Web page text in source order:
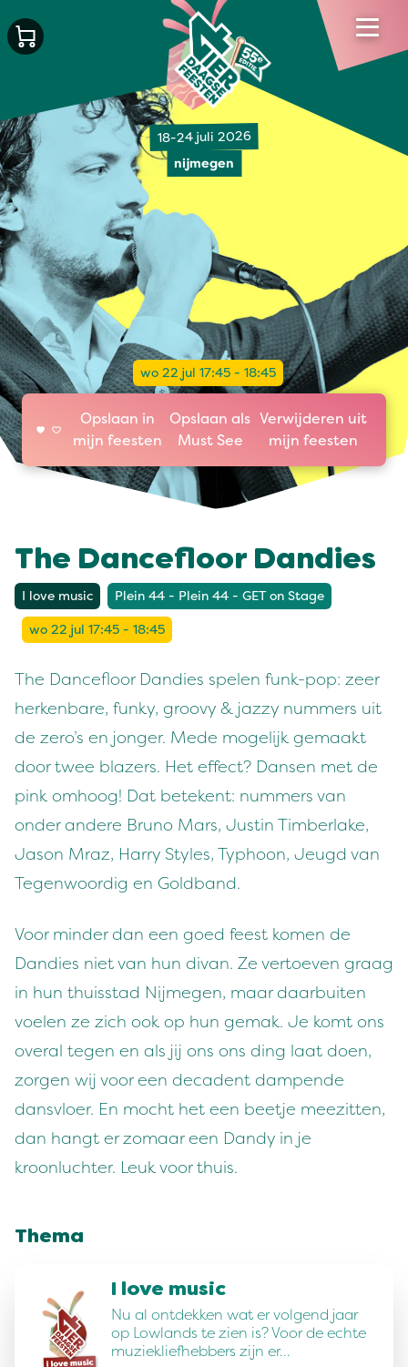
18-24 juli 2026
nijmegen
wo 22 jul 17:45 - 18:45
Opslaan in
mijn feesten
Opslaan als
Must See
Verwijderen uit
mijn feesten
The Dancefloor Dandies
I love music Plein 44 - Plein 44 - GET on Stage
wo 22 jul 17:45 - 18:45
The Dancefloor Dandies spelen funk-pop: zeer
herkenbare, funky, groovy & jazzy nummers uit
de zero’s en jonger. Mede mogelijk gemaakt
door twee blazers. Het effect? Dansen met de
pink omhoog! Dat betekent: nummers van
onder andere Bruno Mars, Justin Timberlake,
Jason Mraz, Harry Styles, Typhoon, Jeugd van
Tegenwoordig en Goldband.
Voor minder dan een goed feest komen de
Dandies niet van hun divan. Ze vertoeven graag
in hun thuisstad Nijmegen, maar daarbuiten
voelen ze zich ook op hun gemak. Je komt ons
overal tegen en als jij ons ons ding laat doen,
zorgen wij voor een decadent dampende
dansvloer. En mocht het een beetje meezitten,
dan hangt er zomaar een Dandy in je
kroonluchter. Leuk voor thuis.
Thema
I love music
Nu al ontdekken wat er volgend jaar
op Lowlands te zien is? Voor de echte
muziekliefhebbers zijn er…